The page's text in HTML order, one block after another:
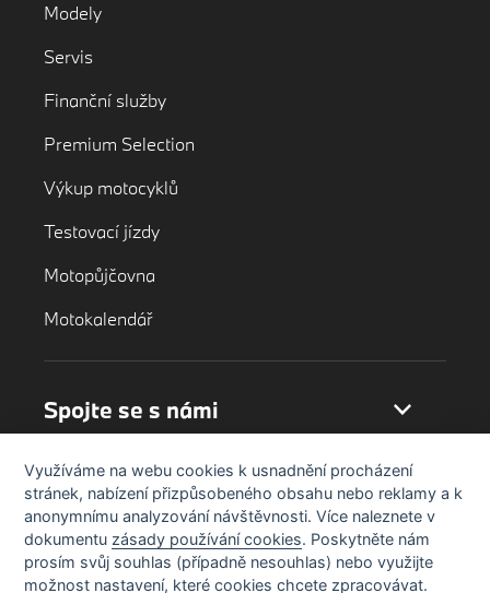
Modely
Servis
Finanční služby
Premium Selection
Výkup motocyklů
Testovací jízdy
Motopůjčovna
Motokalendář
Spojte se s námi
Využíváme na webu cookies k usnadnění procházení
stránek, nabízení přizpůsobeného obsahu nebo reklamy a k
anonymnímu analyzování návštěvnosti. Více naleznete v
dokumentu zásady používání cookies. Poskytněte nám
prosím svůj souhlas (případně nesouhlas) nebo využijte
možnost nastavení, které cookies chcete zpracovávat.